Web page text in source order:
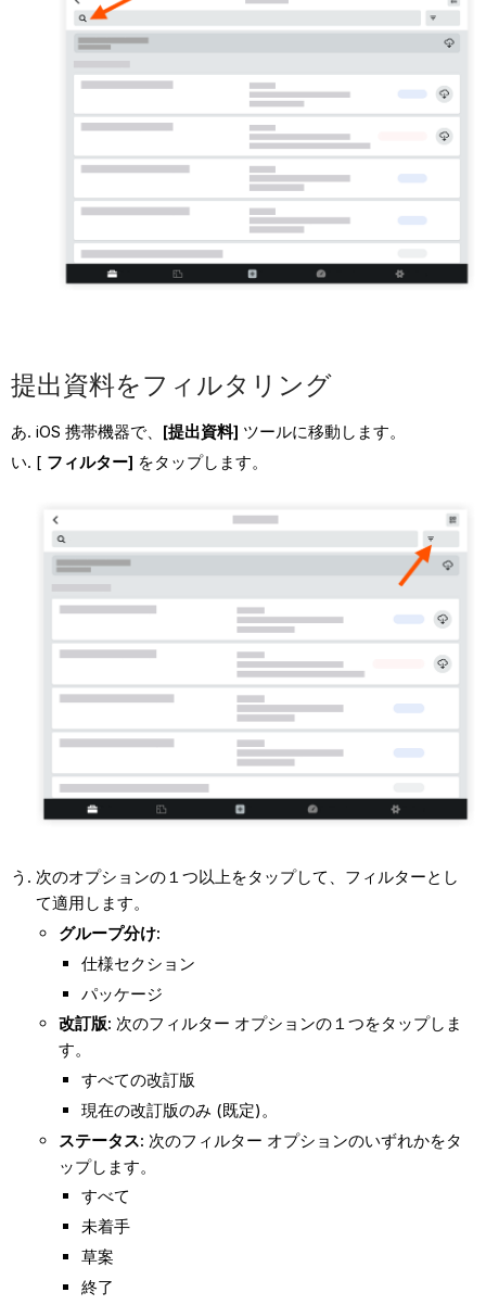
提出資料をフィルタリング
iOS 携帯機器で、 [提出資料] ツールに移動します。
[ フィルター] をタップします。
次のオプションの１つ以上をタップして、フィルターとし
て適用します。
グループ分け:
仕様セクション
パッケージ
改訂版: 次のフィルター オプションの１つをタップしま
す。
すべての改訂版
現在の改訂版のみ (既定)。
ステータス: 次のフィルター オプションのいずれかをタ
ップします。
すべて
未着手
草案
終了